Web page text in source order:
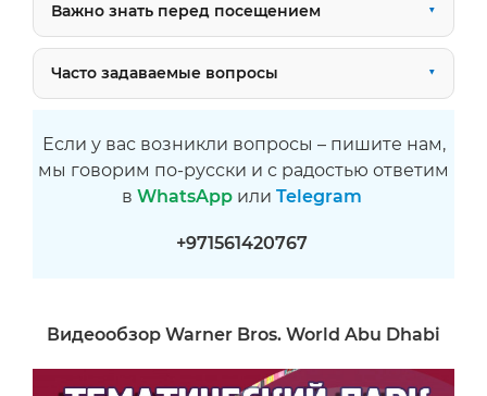
Важно знать перед посещением
Часто задаваемые вопросы
Если у вас возникли вопросы – пишите нам,
мы говорим по-русски и с радостью ответим
в WhatsApp или Telegram
+971561420767
Видеообзор Warner Bros. World Abu Dhabi